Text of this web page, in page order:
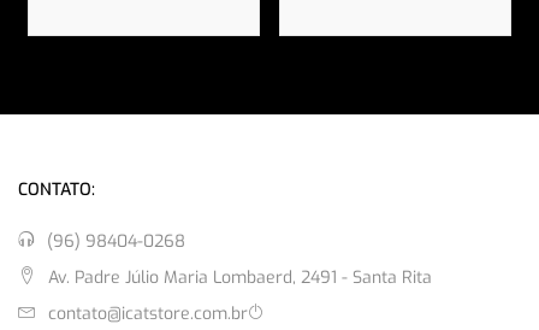
CONTATO:
(96) 98404-0268
Av. Padre Júlio Maria Lombaerd, 2491 - Santa Rita
contato@icatstore.com.br